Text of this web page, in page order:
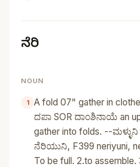
ನೆರಿ
NOUN
A fold 07" gather in
ದಪಾ SOR ದಾಂಶಿನಾಯೆ an
gather into folds. --ಮಳ್ಳುನಿ
ನೆರಿಯುನಿ, F399 neriyuni,
To be full. 2.to